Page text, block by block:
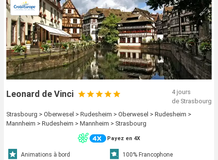
Leonard de Vinci
4 jours
de Strasbourg
Strasbourg > Oberwesel > Rudesheim > Oberwesel > Rudesheim >
Mannheim > Rudesheim > Mannheim > Strasbourg
Payez en 4X
Animations à bord
100% Francophone